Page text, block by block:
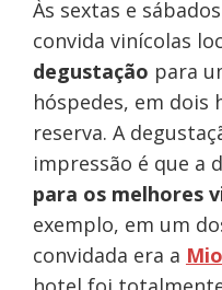
Às sextas e
convida vinícolas
degustação para
hóspedes, em dois
reserva. A
impressão é que a
para os melhores
exemplo, em um
convidada era a